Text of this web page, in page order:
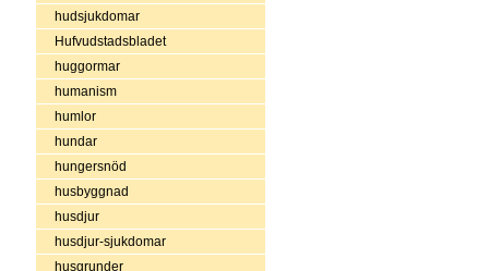
hudsjukdomar
Hufvudstadsbladet
huggormar
humanism
humlor
hundar
hungersnöd
husbyggnad
husdjur
husdjur-sjukdomar
husgrunder